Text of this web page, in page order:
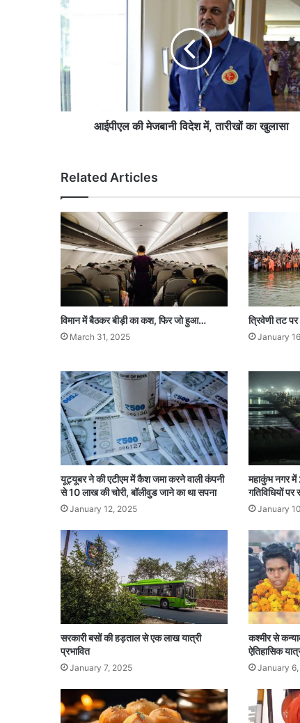
ई
ए
ल
की
मे
ज
बा
में
,
ता
री
खों
खु
ला
आईपीएल की मेजबानी विदेश में, तारीखों का खुलासा
Related Articles
विमान में बैठकर बीड़ी का कश, फिर जो हुआ…
March 31, 2025
त्रिवेणी तट
January
यूट्यूबर ने की एटीएम में कैश जमा करने वाली कंपनी
से 10 लाख की चोरी, बॉलीवुड जाने का था सपना
January 12, 2025
महाकुंभ नगर में
गतिविधियों
January
सरकारी बसों की हड़ताल से एक लाख यात्री
प्रभावित
January 7, 2025
कश्मीर से
ऐतिहासिक
January